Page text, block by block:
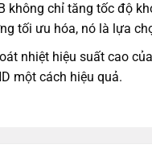
không chỉ tăng tốc độ
tối ưu hóa, nó là lựa
nhiệt hiệu suất cao
một cách hiệu quả.